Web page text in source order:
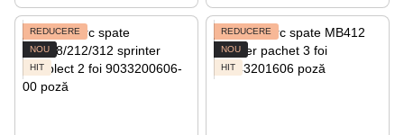
REDUCERE
NOU
HIT
REDUCERE
NOU
HIT